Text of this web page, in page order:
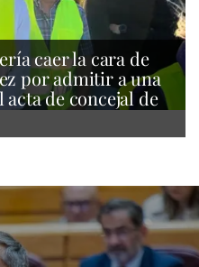
caer la cara de
por admitir a una
acta de concejal de